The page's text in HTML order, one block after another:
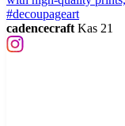
cadencecraft Kas 21